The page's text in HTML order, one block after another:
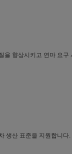
을 향상시키고 연마 요구
생산 표준을 지원합니다.